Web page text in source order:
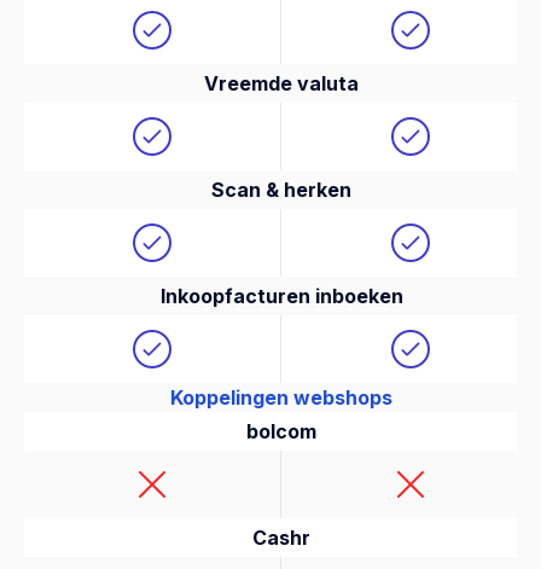
Vreemde valuta
Scan & herken
Inkoopfacturen inboeken
Koppelingen webshops
bolcom
Cashr